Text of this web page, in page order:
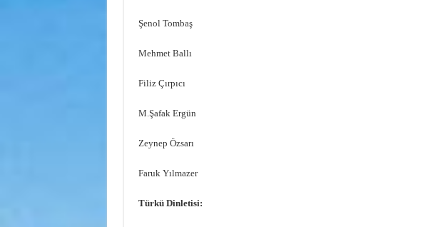
Şenol Tombaş
Mehmet Ballı
Filiz Çırpıcı
M.Şafak Ergün
Zeynep Özsarı
Faruk Yılmazer
Türkü Dinletisi: